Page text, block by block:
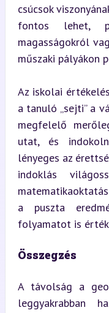
csúcsok
fontos lehet,
magasságokról
műszaki pályákon
Az iskolai
a tanuló „sejti” a
megfelelő
utat, és
lényeges az
indoklás
a puszta
folyamatot is
Összegzés
A távolság a
leggyakrabban